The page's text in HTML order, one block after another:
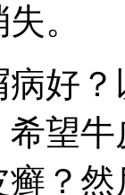
。
好
望
？